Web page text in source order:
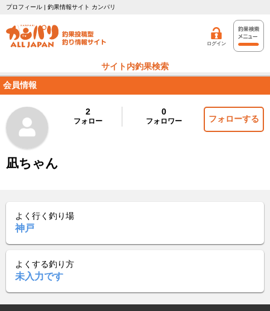
プロフィール | 釣果情報サイト カンパリ
ログイン
サイト内釣果検索
会員情報
2
フォロー
0
フォロワー フォローする
凪ちゃん
よく行く釣り場
神戸
よくする釣り方
未入力です